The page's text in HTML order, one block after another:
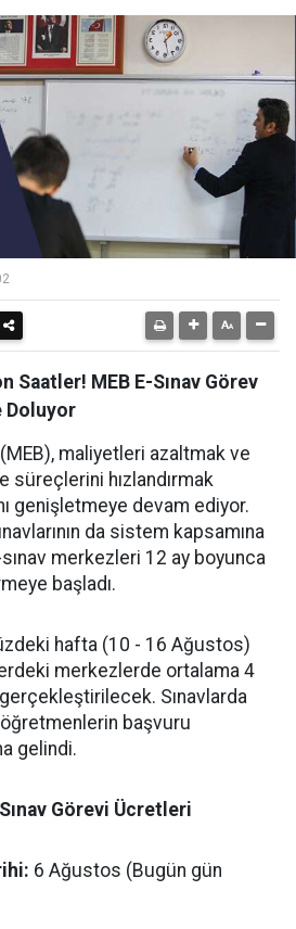
Saatler! MEB E-Sınav Görev
Doluyor
(MEB), maliyetleri azaltmak ve
hızlandırmak
genişletmeye devam ediyor.
da sistem kapsamına
merkezleri 12 ay boyunca
başladı.
hafta (10 - 16 Ağustos)
merkezlerde ortalama 4
Sınavlarda
başvuru
gelindi.
Görevi Ücretleri
6 Ağustos (Bugün gün